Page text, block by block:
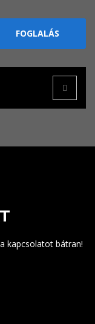
FOGLALÁS
kapcsolatot bátran!